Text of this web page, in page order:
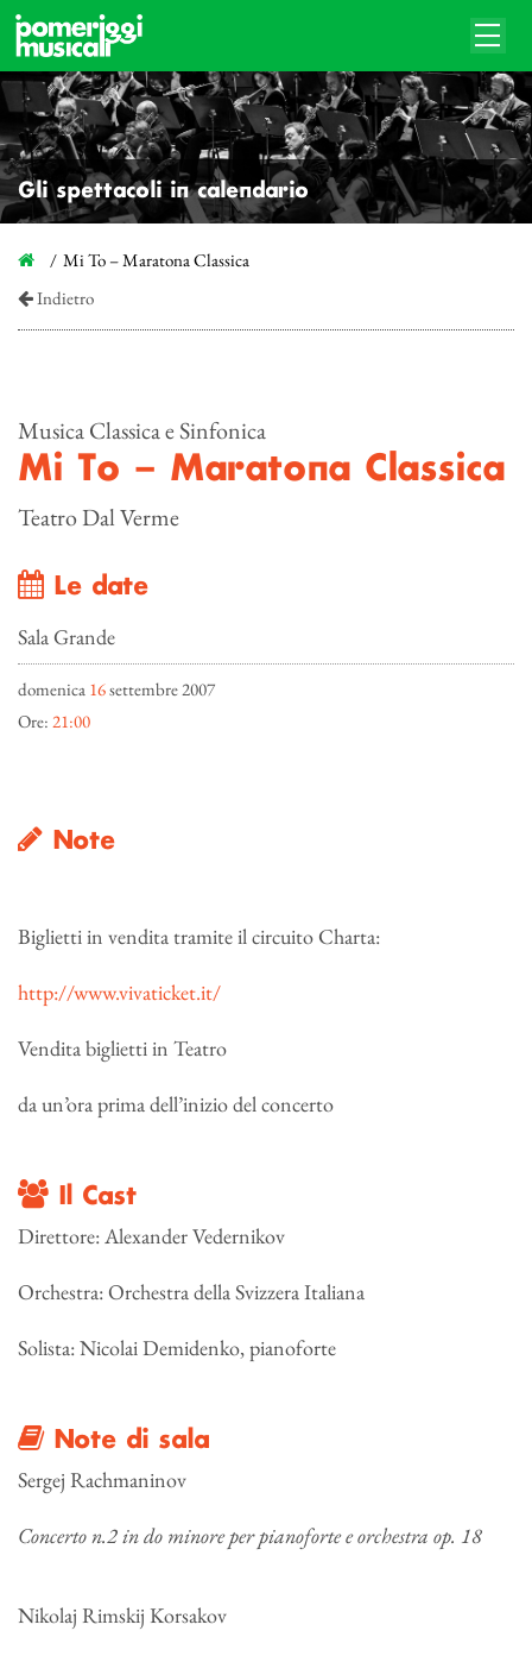
Gli spettacoli in calendario
Mi To – Maratona Classica
Indietro
Musica Classica e Sinfonica
Mi To – Maratona Classica
Teatro Dal Verme
Le date
Sala Grande
domenica 16settembre 2007
Ore: 21:00
Note
Biglietti in vendita tramite il circuito Charta:
http://www.vivaticket.it/
Vendita biglietti in Teatro
da un’ora prima dell’inizio del concerto
Il Cast
Direttore: Alexander Vedernikov
Orchestra: Orchestra della Svizzera Italiana
Solista: Nicolai Demidenko, pianoforte
Note di sala
Sergej Rachmaninov
Concerto n.2 in do minore per pianoforte e orchestra op. 18
Nikolaj Rimskij Korsakov